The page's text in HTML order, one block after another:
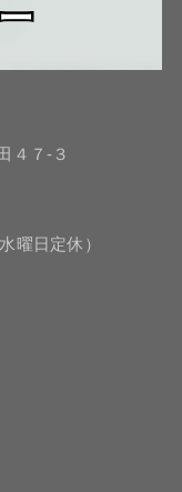
４７-３
日定休）